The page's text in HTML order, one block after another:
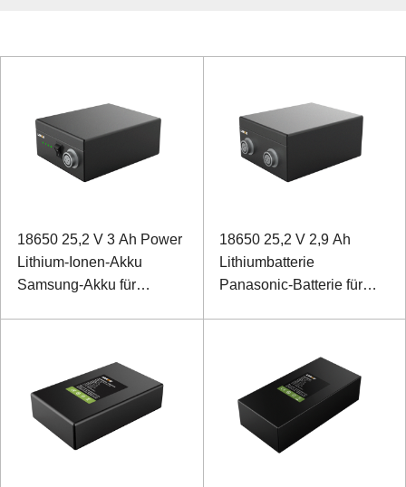
18650 25,2 V 3 Ah Power
Lithium-Ionen-Akku
Samsung-Akku für
18650 25,2 V 2,9 Ah
Lithiumbatterie
Panasonic-Batterie für